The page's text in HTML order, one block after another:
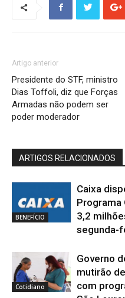
Artigo anterior
Presidente do STF, ministro
Dias Toffoli, diz que Forças
Armadas não podem ser
poder moderador
ARTIGOS RELACIONADOS
BENEFÍCIO
Caixa
Programa
3,2
segunda-
Cotidiano
Governo
mutirão
com